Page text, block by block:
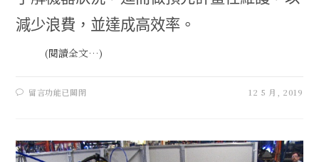
減少浪費，並達成高效率。
(閱讀全文…)
留言功能已關閉 12 5 月, 2019